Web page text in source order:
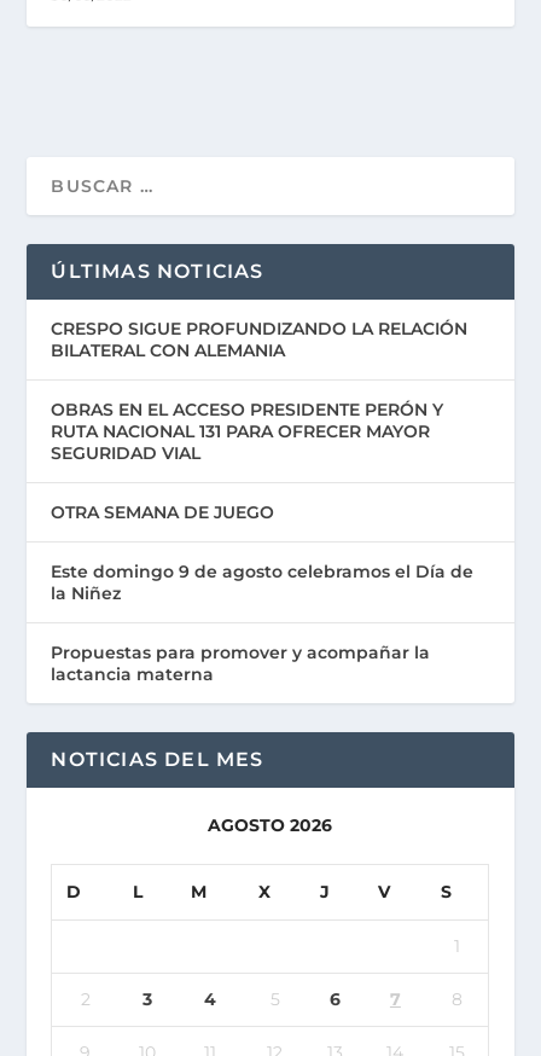
ÚLTIMAS NOTICIAS
CRESPO SIGUE PROFUNDIZANDO LA RELACIÓN
BILATERAL CON ALEMANIA
OBRAS EN EL ACCESO PRESIDENTE PERÓN Y
RUTA NACIONAL 131 PARA OFRECER MAYOR
SEGURIDAD VIAL
OTRA SEMANA DE JUEGO
Este domingo 9 de agosto celebramos el Día de
la Niñez
Propuestas para promover y acompañar la
lactancia materna
NOTICIAS DEL MES
AGOSTO 2026
D L M X J V S
1
2 3 4 5 6 7 8